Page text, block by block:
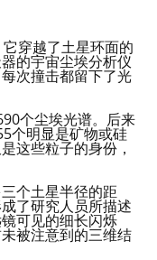
穿越了土星环面的
的宇宙尘埃分析仪
次撞击都留下了光
个尘埃光谱。后来
个明显是矿物或硅
这些粒子的身份，
个土星半径的距
了研究人员所描述
可见的细长闪烁
被注意到的三维结